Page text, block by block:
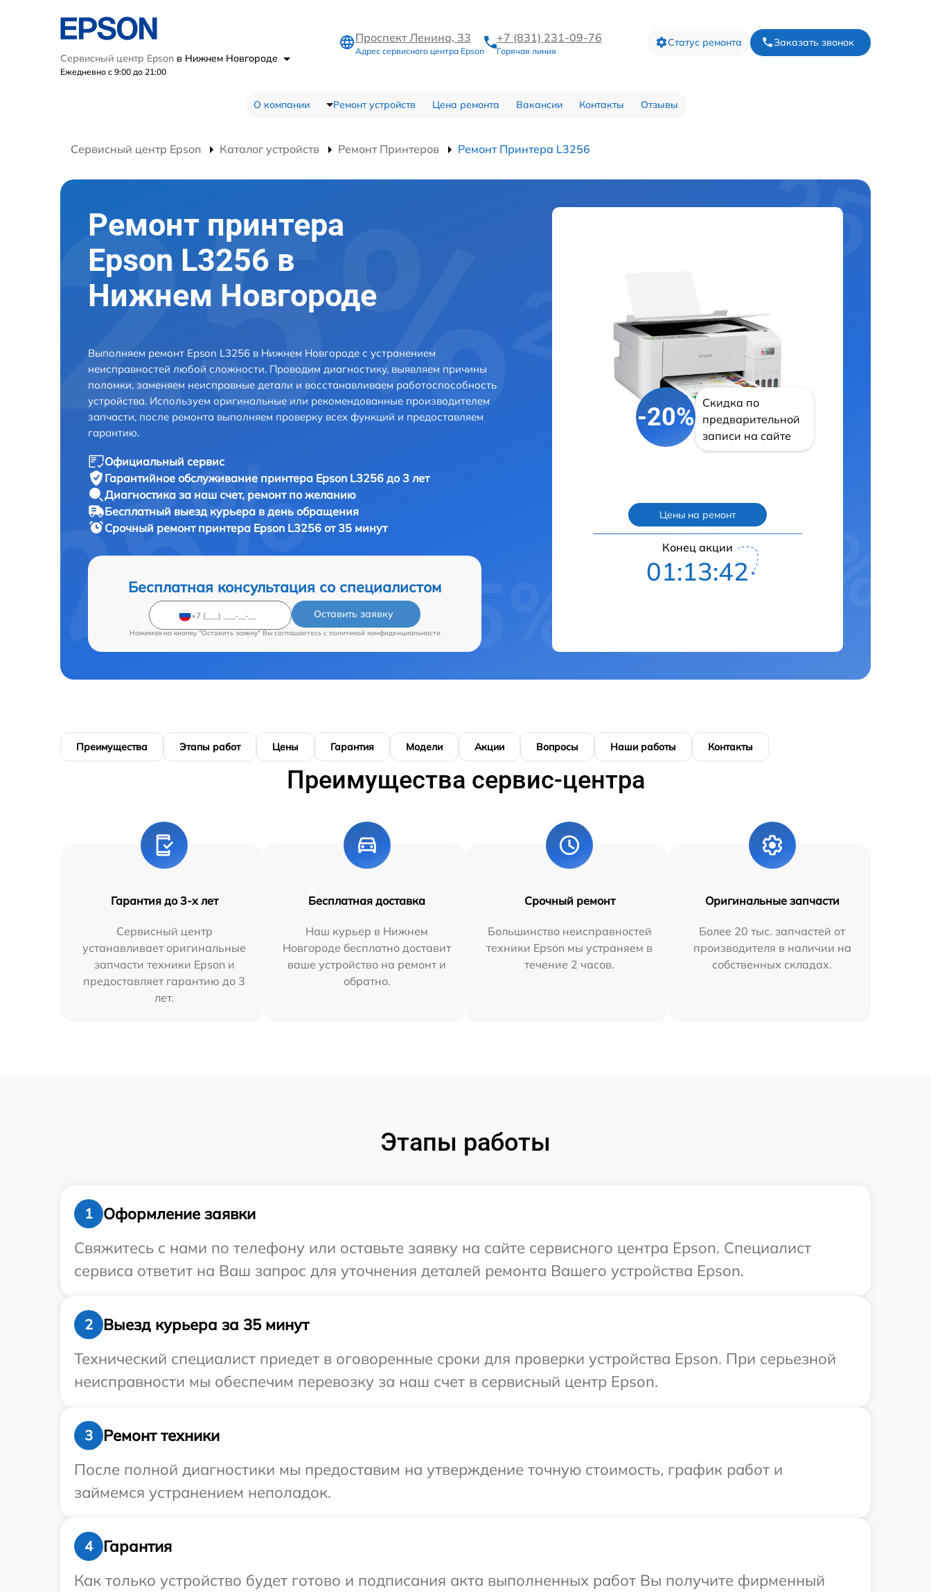
Сервисный центр Epson в Нижнем Новгороде
Ежедневно с 9:00 до 21:00
Проспект Ленина, 33
Адрес сервисного центра Epson
+7 (831) 231-09-76
Горячая линия
Статус ремонта Заказать звонок
О компании Ремонт устройств Цена ремонта Вакансии Контакты Отзывы
Сервисный центр Epson Каталог устройств Ремонт Принтеров Ремонт Принтера L3256
Ремонт принтера
Epson L3256 в
Нижнем Новгороде
Выполняем ремонт Epson L3256 в Нижнем Новгороде с устранением
неисправностей любой сложности. Проводим диагностику, выявляем причины
поломки, заменяем неисправные детали и восстанавливаем работоспособность
устройства. Используем оригинальные или рекомендованные производителем
запчасти, после ремонта выполняем проверку всех функций и предоставляем
гарантию.
Официальный сервис
Гарантийное обслуживание принтера Epson L3256 до 3 лет
Диагностика за наш счет, ремонт по желанию
Бесплатный выезд курьера в день обращения
Срочный ремонт принтера Epson L3256 от 35 минут
Бесплатная консультация со специалистом
Оставить заявку
Нажимая на кнопку "Оставить заявку" Вы соглашаетесь c политикой конфиденциальности
-20%
Скидка по
предварительной
записи на сайте
Цены на ремонт
Конец акции
01:13:41
Преимущества Этапы работ Цены Гарантия Модели Акции Вопросы Наши работы Контакты
Преимущества сервис-центра
Гарантия до 3-х лет
Сервисный центр
устанавливает оригинальные
запчасти техники Epson и
предоставляет гарантию до 3
лет.
Бесплатная доставка
Наш курьер в Нижнем
Новгороде бесплатно доставит
ваше устройство на ремонт и
обратно.
Срочный ремонт
Большинство неисправностей
техники Epson мы устраняем в
течение 2 часов.
Оригинальные запчасти
Более 20 тыс. запчастей от
производителя в наличии на
собственных складах.
Этапы работы
1
Оформление заявки
Свяжитесь с нами по телефону или оставьте заявку на сайте сервисного центра Epson. Специалист
сервиса ответит на Ваш запрос для уточнения деталей ремонта Вашего устройства Epson.
2
Выезд курьера за 35 минут
Технический специалист приедет в оговоренные сроки для проверки устройства Epson. При серьезной
неисправности мы обеспечим перевозку за наш счет в сервисный центр Epson.
3
Ремонт техники
После полной диагностики мы предоставим на утверждение точную стоимость, график работ и
займемся устранением неполадок.
4
Гарантия
Как только устройство будет готово и подписания акта выполненных работ Вы получите фирменный